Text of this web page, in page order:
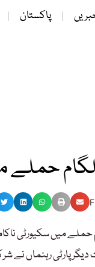
پاکستان
حملے
میں سکیورٹی
پارٹی رہنماں نے